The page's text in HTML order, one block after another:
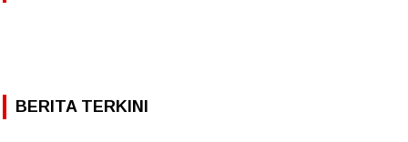
BERITA TERKINI